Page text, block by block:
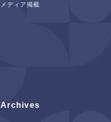
メディア掲載
Archives